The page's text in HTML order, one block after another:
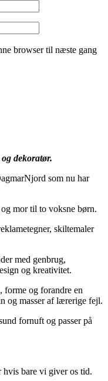
browser til næste gang
dekoratør.
som nu har
mor til to voksne børn.
skiltemaler
med genbrug,
og kreativitet.
forme og forandre en
og masser af lærerige fejl.
fornuft og passer på
hvis bare vi giver os tid.